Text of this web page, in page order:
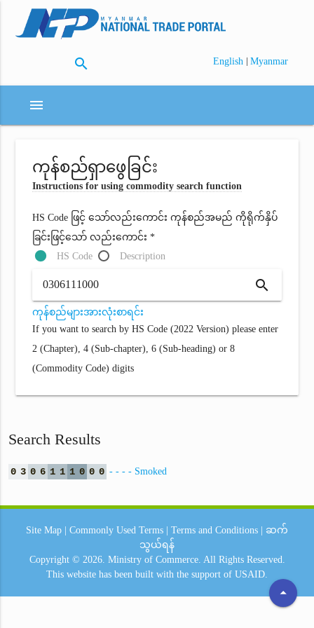
search English | Myanmar
menu
ကုန်စည်ရှာဖွေခြင်း
Instructions for using commodity search function
HS Code ဖြင့် သော်လည်းကောင်း ကုန်စည်အမည် ကိုရိုက်နှိပ်
ခြင်းဖြင့်သော် လည်းကောင်း *
HS Code
Description
search
ကုန်စည်များအားလုံးစာရင်း
If you want to search by HS Code (2022 Version) please enter
2 (Chapter), 4 (Sub-chapter), 6 (Sub-heading) or 8
(Commodity Code) digits
Search Results
0 3 0 6 1 1 1 0 0 0 - - - - Smoked
arrow_drop_up
Site Map Commonly Used Terms Terms and Conditions
ဆက်
သွယ်ရန်
Copyright © 2026. Ministry of Commerce. All Rights Reserved.
This website has been built with the support of USAID.